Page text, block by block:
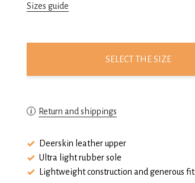
Sizes guide
SELECT THE SIZE
Return and shippings
Deerskin leather upper
Ultra light rubber sole
Lightweight construction and generous fit